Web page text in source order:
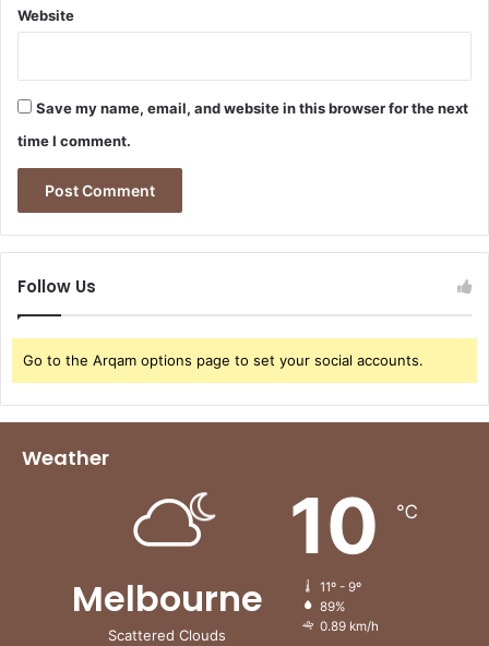
Website
Save my name, email, and website in this browser for the next
time I comment.
Follow Us
Go to the Arqam options page to set your social accounts.
Weather
Melbourne
Scattered Clouds
10 ℃
11º - 9º
89%
0.89 km/h